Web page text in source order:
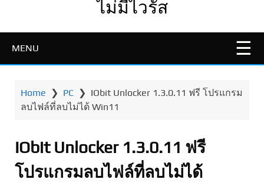
ไม่มีไวรัส
MENU
Home ❯ PC ❯ IObit Unlocker 1.3.0.11 ฟรี โปรแกรม
ลบไฟล์ที่ลบไม่ได้ Win11
IObit Unlocker 1.3.0.11 ฟรี
โปรแกรมลบไฟล์ที่ลบไม่ได้